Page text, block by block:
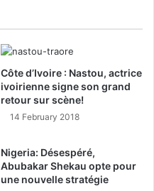
Côte d’Ivoire : Nastou, actrice
ivoirienne signe son grand
retour sur scène!
14 February 2018
Nigeria: Désespéré,
Abubakar Shekau opte pour
une nouvelle stratégie